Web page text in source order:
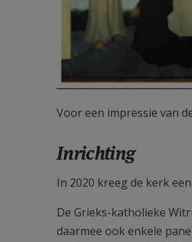
Voor een impressie van
Inrichting
In 2020 kreeg de kerk
De Grieks-katholieke
daarmee ook enkele